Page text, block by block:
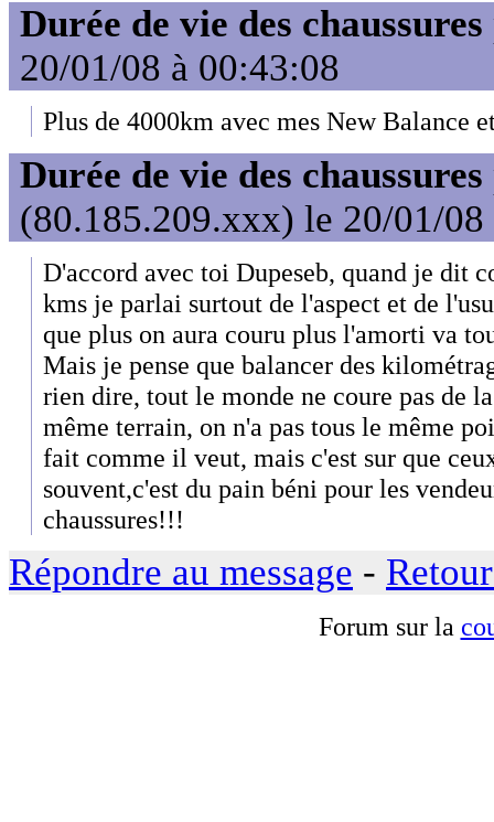
Durée de vie des chaussures
20/01/08 à 00:43:08
Plus de 4000km avec mes New Balance
Durée de vie des chaussures
(80.185.209.xxx) le 20/01/08
D'accord avec toi Dupeseb, quand je dit
kms je parlai surtout de l'aspect et de
que plus on aura couru plus l'amorti va
Mais je pense que balancer des
rien dire, tout le monde ne coure pas de
même terrain, on n'a pas tous le même
fait comme il veut, mais c'est sur que
souvent,c'est du pain béni pour les
chaussures!!!
Répondre au message -
Forum sur la